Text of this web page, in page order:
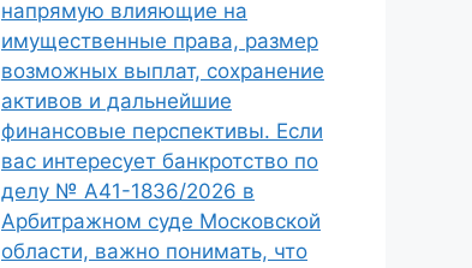
напрямую влияющие на
имущественные права, размер
возможных выплат, сохранение
активов и дальнейшие
финансовые перспективы. Если
вас интересует банкротство по
делу № А41-1836/2026 в
Арбитражном суде Московской
области, важно понимать, что